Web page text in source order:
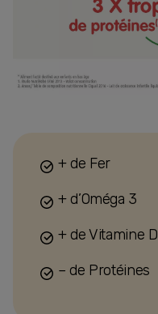
+ de Fer
+ d’Oméga 3
+ de Vitamine D
– de Protéines